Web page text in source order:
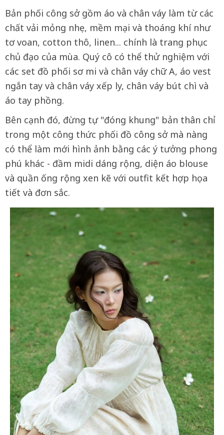
Bản phối công sở gồm áo và chân váy làm từ các
chất vải mỏng nhẹ, mềm mại và thoáng khí như
tơ voan, cotton thô, linen... chính là trang phục
chủ đạo của mùa. Quý cô có thể thử nghiệm với
các set đồ phối sơ mi và chân váy chữ A, áo vest
ngắn tay và chân váy xếp ly, chân váy bút chì và
áo tay phồng.
Bên cạnh đó, đừng tự "đóng khung" bản thân chỉ
trong một công thức phối đồ công sở mà nàng
có thể làm mới hình ảnh bằng các ý tưởng phong
phú khác - đầm midi dáng rộng, diện áo blouse
và quần ống rộng xen kẽ với outfit kết hợp họa
tiết và đơn sắc.